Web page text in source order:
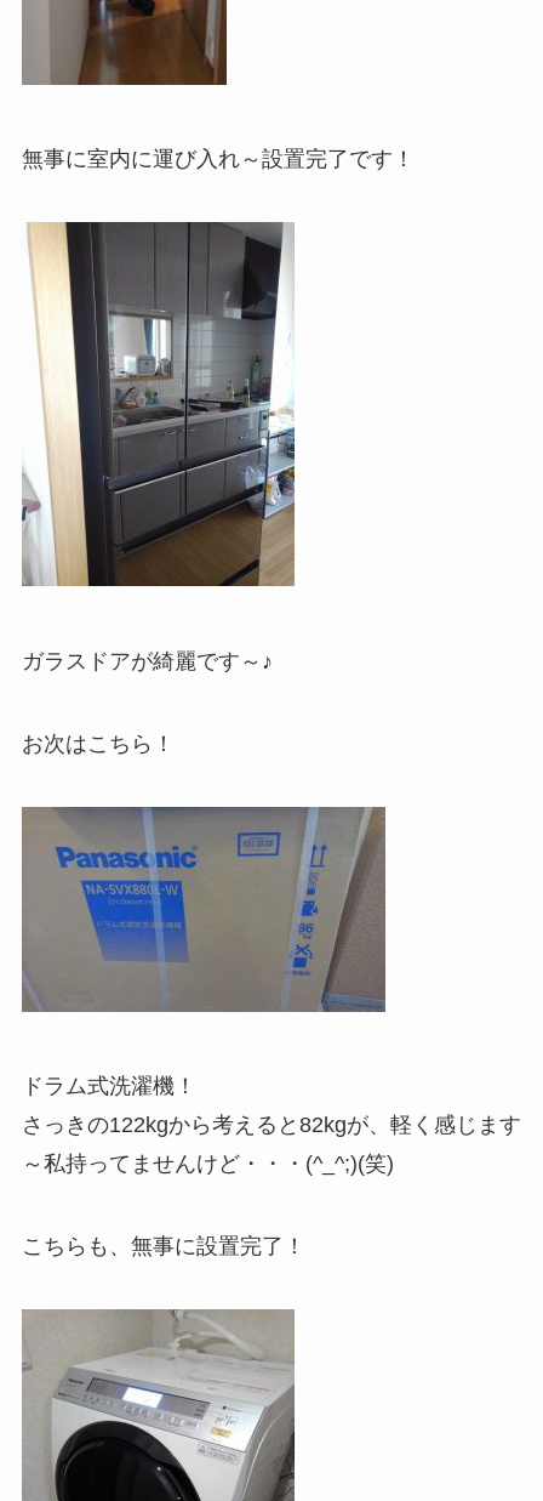
無事に室内に運び入れ～設置完了です！
ガラスドアが綺麗です～♪
お次はこちら！
ドラム式洗濯機！
さっきの122kgから考えると82kgが、軽く感じます
～私持ってませんけど・・・(^_^;)(笑)
こちらも、無事に設置完了！